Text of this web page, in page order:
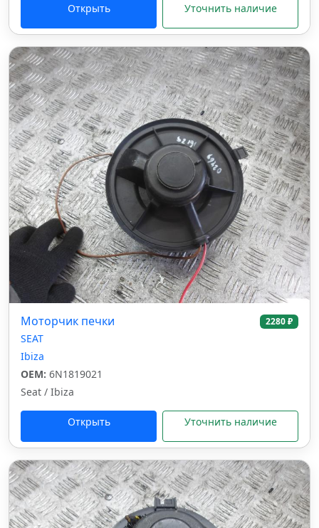
Открыть Уточнить наличие
Моторчик печки 2280 ₽
SEAT
Ibiza
OEM: 6N1819021
Seat / Ibiza
Открыть Уточнить наличие